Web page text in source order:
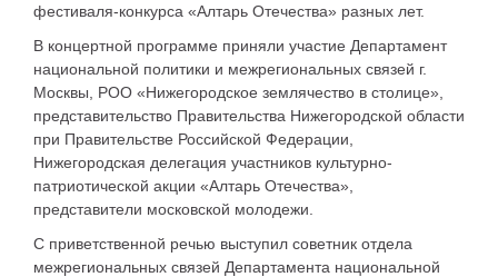
фестиваля-конкурса «Алтарь Отечества» разных лет.
В концертной программе приняли участие Департамент
национальной политики и межрегиональных связей г.
Москвы, РОО «Нижегородское землячество в столице»,
представительство Правительства Нижегородской области
при Правительстве Российской Федерации,
Нижегородская делегация участников культурно-
патриотической акции «Алтарь Отечества»,
представители московской молодежи.
С приветственной речью выступил советник отдела
межрегиональных связей Департамента национальной